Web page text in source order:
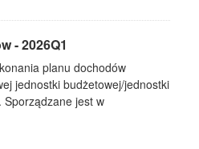
- 2026Q1
planu dochodów
jednostki budżetowej/jednostki
jest w